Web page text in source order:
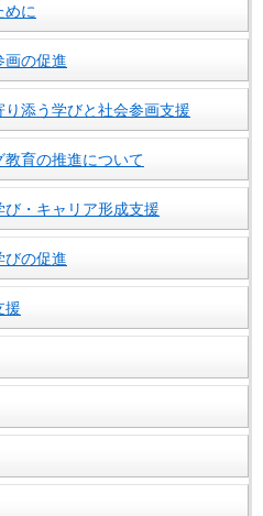
めに
画の促進
添う学びと社会参画支援
育の推進について
・キャリア形成支援
びの促進
援